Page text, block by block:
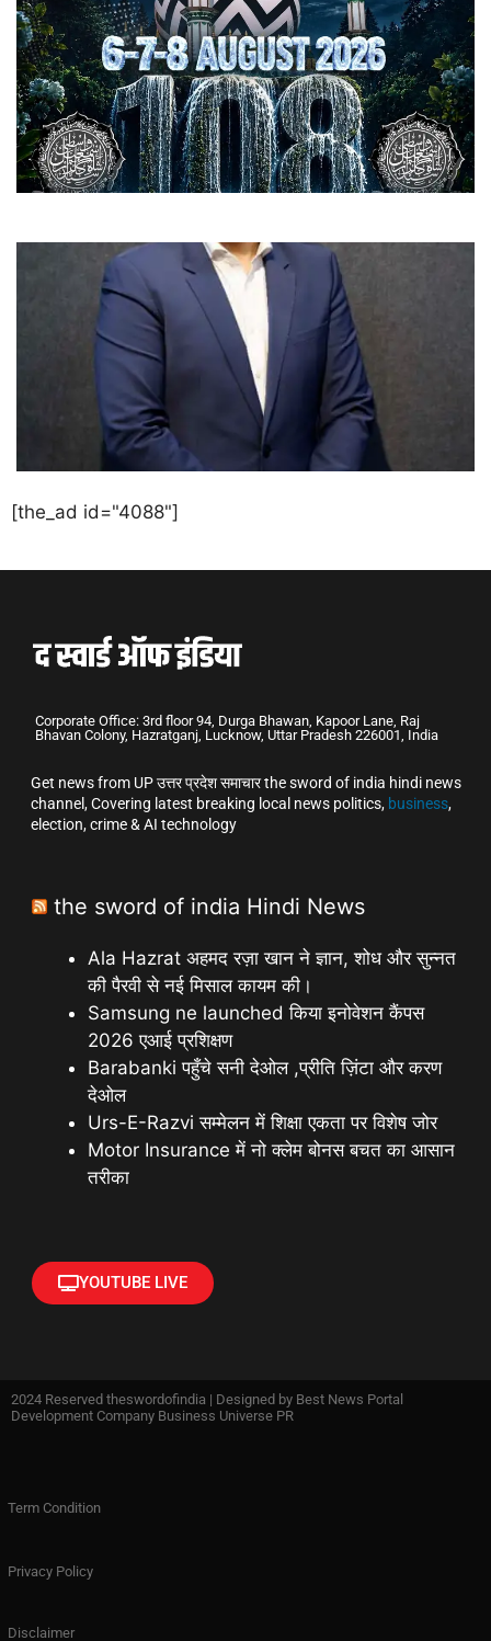
[the_ad id="4088"]
Corporate Office: 3rd floor 94, Durga Bhawan, Kapoor Lane, Raj
Bhavan Colony, Hazratganj, Lucknow, Uttar Pradesh 226001, India
Get news from UP उत्तर प्रदेश समाचार the sword of india hindi news
channel, Covering latest breaking local news politics, business,
election, crime & AI technology
the sword of india Hindi News
Ala Hazrat अहमद रज़ा खान ने ज्ञान, शोध और सुन्नत
की पैरवी से नई मिसाल कायम की।
Samsung ne launched किया इनोवेशन कैंपस
2026 एआई प्रशिक्षण
Barabanki पहुँचे सनी देओल ,प्रीति ज़िंटा और करण
देओल
Urs-E-Razvi सम्मेलन में शिक्षा एकता पर विशेष जोर
Motor Insurance में नो क्लेम बोनस बचत का आसान
तरीका
YOUTUBE LIVE
2024 Reserved theswordofindia | Designed by Best News Portal
Development Company Business Universe PR
Term Condition
Privacy Policy
Disclaimer